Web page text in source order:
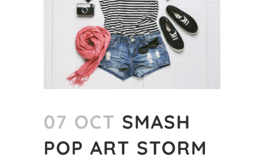
07 OCT SMASH
POP ART STORM